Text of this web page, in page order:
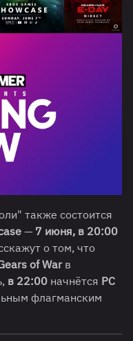
также состоится
— 7 июня, в 20:00
о том, что
of Warв
в 22:00 начнётся PC
флагманским